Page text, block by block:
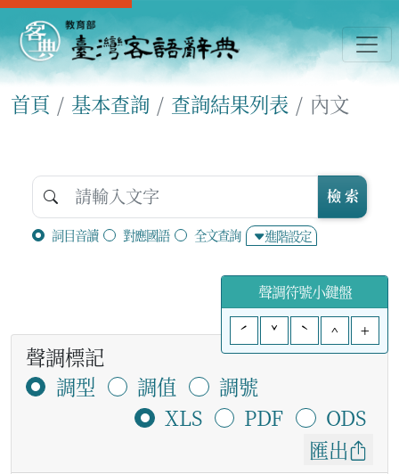
首頁 基本查詢 查詢結果列表 內文
詞目音讀 對應國語 全文查詢 進階設定
檢 索
聲調符號小鍵盤
ˊ
ˇ ˋ ^ +
聲調標記
調型
調值
調號
XLS
PDF
ODS
匯出